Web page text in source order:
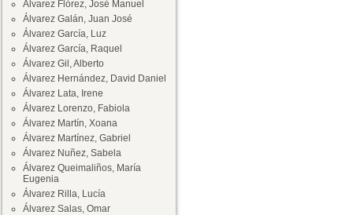
Álvarez Flórez, José Manuel
Álvarez Galán, Juan José
Álvarez García, Luz
Álvarez García, Raquel
Álvarez Gil, Alberto
Álvarez Hernández, David Daniel
Álvarez Lata, Irene
Álvarez Lorenzo, Fabiola
Álvarez Martín, Xoana
Álvarez Martínez, Gabriel
Álvarez Nuñez, Sabela
Álvarez Queimaliños, María
Eugenia
Álvarez Rilla, Lucía
Álvarez Salas, Omar